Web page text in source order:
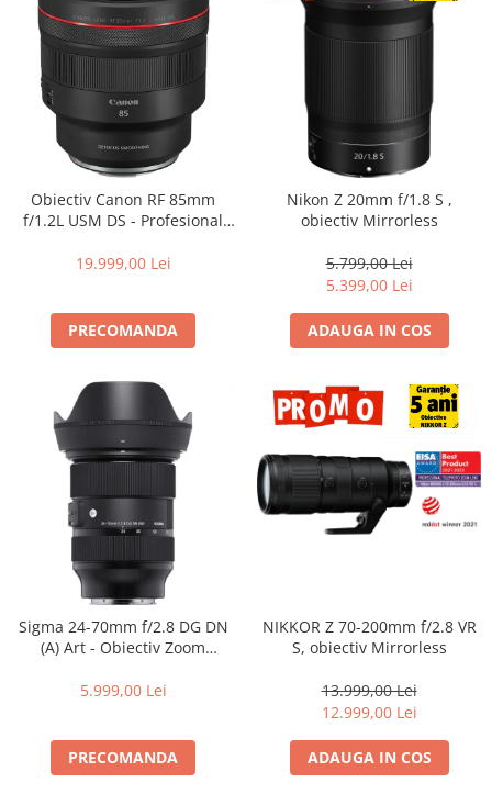
Obiectiv Canon RF 85mm
f/1.2L USM DS - Profesional
L
19.999,00 Lei
PRECOMANDA
Nikon Z 20mm f/1.8 S ,
obiectiv Mirrorless
5.799,00 Lei
5.399,00 Lei
ADAUGA IN COS
Sigma 24-70mm f/2.8 DG DN
(A) Art - Obiectiv Zoom
Sony E
5.999,00 Lei
PRECOMANDA
NIKKOR Z 70-200mm f/2.8 VR
S, obiectiv Mirrorless
13.999,00 Lei
12.999,00 Lei
ADAUGA IN COS